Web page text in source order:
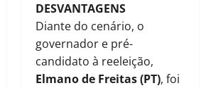
DESVANTAGENS
Diante do cenário, o
governador e pré-
candidato à reeleição,
Elmano de Freitas (PT), foi